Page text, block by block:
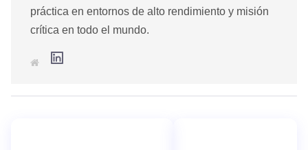
práctica en entornos de alto rendimiento y misión
crítica en todo el mundo.